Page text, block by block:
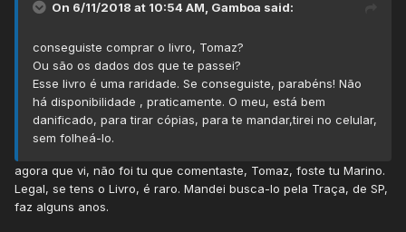
On 6/11/2018 at 10:54 AM, Gamboa said:
conseguiste comprar o livro, Tomaz?
Ou são os dados dos que te passei?
Esse livro é uma raridade. Se conseguiste, parabéns! Não
há disponibilidade , praticamente. O meu, está bem
danificado, para tirar cópias, para te mandar,tirei no celular,
sem folheá-lo.
agora que vi, não foi tu que comentaste, Tomaz, foste tu Marino.
Legal, se tens o Livro, é raro. Mandei busca-lo pela Traça, de SP,
faz alguns anos.